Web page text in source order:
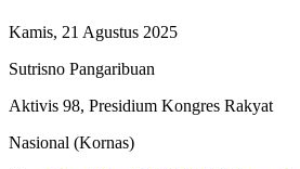
Kamis, 21 Agustus 2025
Sutrisno Pangaribuan
Aktivis 98, Presidium Kongres Rakyat
Nasional (Kornas)